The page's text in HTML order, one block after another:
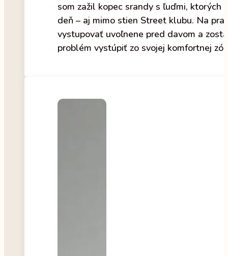
som zažil kopec srandy s ľuďmi,
deň – aj mimo stien Street klubu. Na
vystupovať uvoľnene pred davom a
problém vystúpiť zo svojej komfortnej